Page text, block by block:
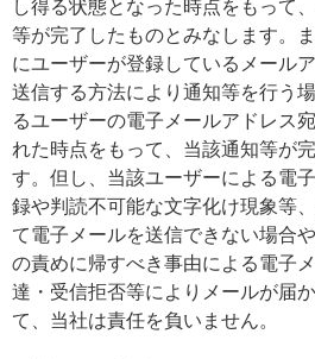
し得る状態となった時点をもって
等が完了したものとみなします。
にユーザーが登録しているメール
送信する方法により通知等を行う
るユーザーの電子メールアドレス
れた時点をもって、当該通知等が
す。但し、当該ユーザーによる電
録や判読不可能な文字化け現象等
て電子メールを送信できない場合
の責めに帰すべき事由による電子
達・受信拒否等によりメールが届
て、当社は責任を負いません。